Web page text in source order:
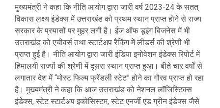
मुख्यमंत्री ने कहा कि नीति आयोग द्वारा जारी वर्ष 2023-24 के सतत्
विकास लक्ष्य इंडेक्स में उत्तराखंड को प्रथम स्थान प्राप्त होने से राज्य
सरकार के प्रयासों पर मुहर लगी है। ईज ऑफ डूइंग बिजनेस में भी
उत्तराखंड को एचीवर्स तथा स्टार्टअप रैंकिंग में लीडर्स की श्रेणी भी
प्राप्त हुई है। नीति आयोग द्वारा जारी इंडिया इनोवेशन इंडेक्स रिपोर्ट में
हिमालयी राज्यों की श्रेणी में दूसरा स्थान प्राप्त हुआ। बीते चार वर्षों से
लगातार देश में “मोस्ट फिल्म फ्रेंडली स्टेट” होने का गौरव प्राप्त हो रहा
है। मुख्यमंत्री ने कहा कि आज उत्तराखंड को नेशनल लॉजिस्टिक्स
इंडेक्स, स्टेट स्टार्टअप इकोसिस्टम, स्टेट एनर्जी एंड ग्रीन इंडेक्स जैसे